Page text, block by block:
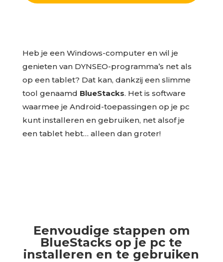
Heb je een Windows-computer en wil je
genieten van DYNSEO-programma’s net als
op een tablet? Dat kan, dankzij een slimme
tool genaamd BlueStacks. Het is software
waarmee je Android-toepassingen op je pc
kunt installeren en gebruiken, net alsof je
een tablet hebt… alleen dan groter!
Eenvoudige stappen om
BlueStacks op je pc te
installeren en te gebruiken